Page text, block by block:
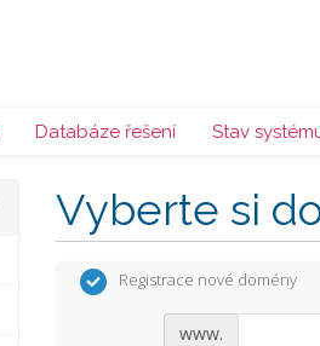
Databáze řešení Stav
Vyberte si
Registrace nové domény
www.